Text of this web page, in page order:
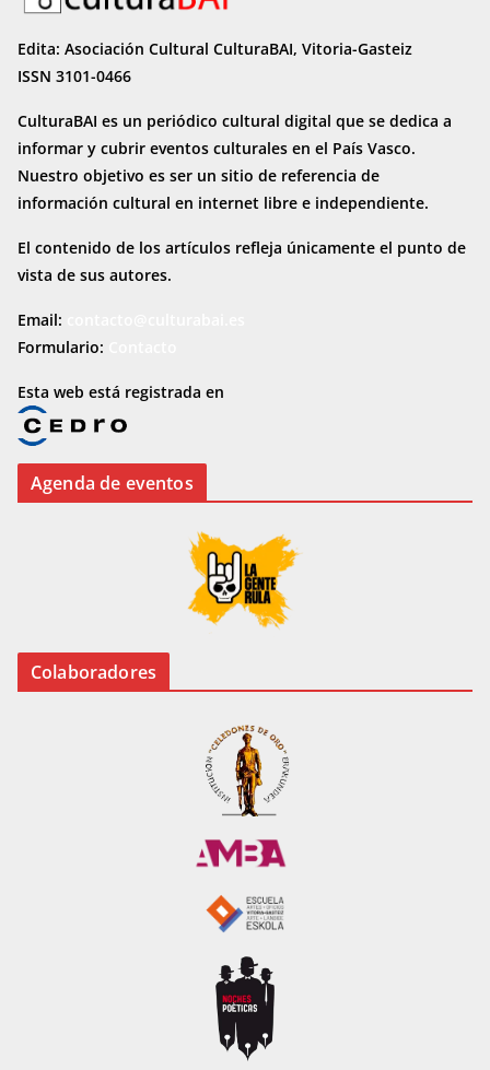
Edita: Asociación Cultural CulturaBAI, Vitoria-Gasteiz
ISSN 3101-0466
CulturaBAI es un periódico cultural digital que se dedica a
informar y cubrir eventos culturales en el País Vasco.
Nuestro objetivo es ser un sitio de referencia de
información cultural en internet libre e independiente.
El contenido de los artículos refleja únicamente el punto de
vista de sus autores.
Email:
Formulario:
Esta web está registrada en
Agenda de eventos
Colaboradores